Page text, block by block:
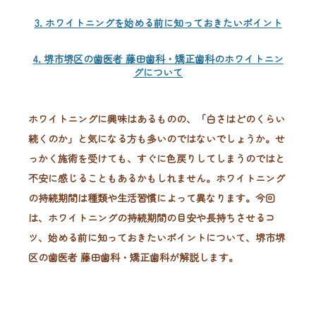
3. ホワイトニングを始める前に知っておきたいポイント
4. 堺市堺区の歯医者 藤田歯科・矯正歯科のホワイトニン
グについて
ホワイトニングに興味はあるものの、「白さはどのくらい
続くのか」と気になる方も多いのではないでしょうか。せ
っかく施術を受けても、すぐに色戻りしてしまうのではと
不安に感じることもあるかもしれません。ホワイトニング
の持続期間は種類や生活習慣によって異なります。今回
は、ホワイトニングの持続期間の目安や長持ちさせるコ
ツ、始める前に知っておきたいポイントについて、堺市堺
区の歯医者 藤田歯科・矯正歯科が解説します。